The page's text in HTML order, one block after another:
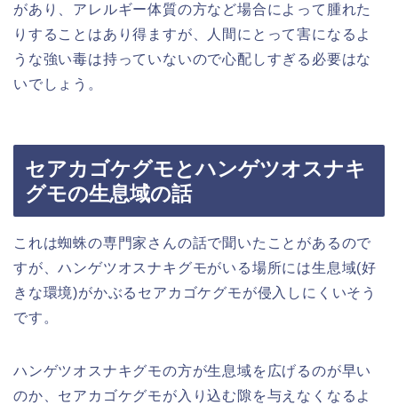
があり、アレルギー体質の方など場合によって腫れた
りすることはあり得ますが、人間にとって害になるよ
うな強い毒は持っていないので心配しすぎる必要はな
いでしょう。
セアカゴケグモとハンゲツオスナキ
グモの生息域の話
これは蜘蛛の専門家さんの話で聞いたことがあるので
すが、ハンゲツオスナキグモがいる場所には生息域(好
きな環境)がかぶるセアカゴケグモが侵入しにくいそう
です。
ハンゲツオスナキグモの方が生息域を広げるのが早い
のか、セアカゴケグモが入り込む隙を与えなくなるよ